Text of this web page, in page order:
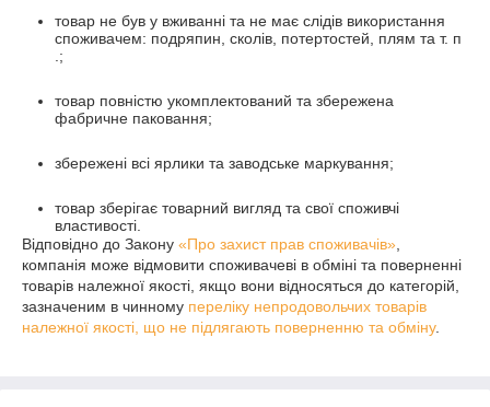
товар не був у вживанні та не має слідів використання
споживачем: подряпин, сколів, потертостей, плям та т. п
.;
товар повністю укомплектований та збережена
фабричне паковання;
збережені всі ярлики та заводське маркування;
товар зберігає товарний вигляд та свої споживчі
властивості.
Відповідно до Закону «Про захист прав споживачів»
компанія може відмовити споживачеві в обміні та поверненні
товарів належної якості, якщо вони відносяться до категорій,
зазначеним в чинному переліку непродовольчих товарів
належної якості, що не підлягають поверненню та обміну.